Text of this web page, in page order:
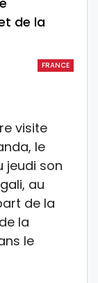
de la
FRANCE
visite
le
jeudi son
au
de la
la
le